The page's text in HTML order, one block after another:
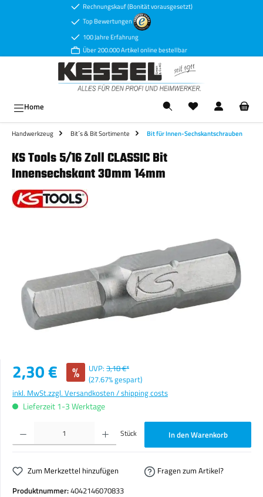
Zum Hauptinhalt springenRechnungskauf (Bonität vorausgesetzt)
Top Bewertungen
100 Jahre Erfahrung
Über 200.000 Artikel online bestellbar
Home
Handwerkzeug Bit´s & Bit Sortimente Bit für Innen-Sechskantschrauben
KS Tools 5/16 Zoll CLASSIC Bit
Innensechskant 30mm 14mm
Verkaufspreis:
2,30 € % UVP: 3,18 €*
(27.67% gespart)
inkl. MwSt.zzgl. Versandkosten / shipping costs
Lieferzeit 1-3 Werktage
Produkt Anzahl: Gib den gewünschten Wert ein oder benutze die Schaltflächen um die Anzahl zu
Stück In den Warenkorb
Zum Merkzettel hinzufügen
Fragen zum Artikel?
Produktnummer:4042146070833